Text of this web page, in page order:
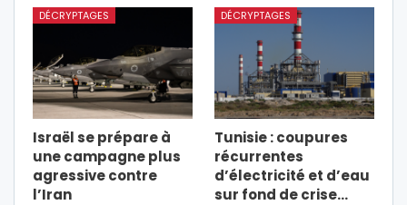
DÉCRYPTAGES
Israël se prépare à
une campagne plus
agressive contre
l’Iran
DÉCRYPTAGES
Tunisie : coupures
récurrentes
d’électricité et d’eau
sur fond de crise…